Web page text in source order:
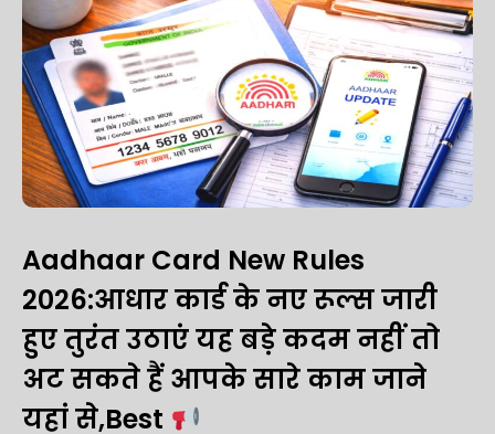
Aadhaar Card New Rules
2026:आधार कार्ड के नए रूल्स जारी
हुए तुरंत उठाएं यह बड़े कदम नहीं तो
अट सकते हैं आपके सारे काम जाने
यहां से,Best